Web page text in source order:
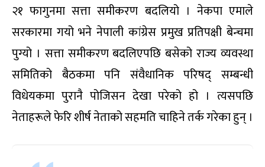
२१ फागुनमा सत्ता समीकरण बदलियो । नेकपा एमाले
सरकारमा गयो भने नेपाली कांग्रेस प्रमुख प्रतिपक्षी बेन्चमा
पुग्यो । सत्ता समीकरण बदलिएपछि बसेको राज्य व्यवस्था
समितिको बैठकमा पनि संवैधानिक परिषद् सम्बन्धी
विधेयकमा पुरानै पोजिसन देखा परेको हो । त्यसपछि
नेताहरूले फेरि शीर्ष नेताको सहमति चाहिने तर्क गरेका हुन् ।